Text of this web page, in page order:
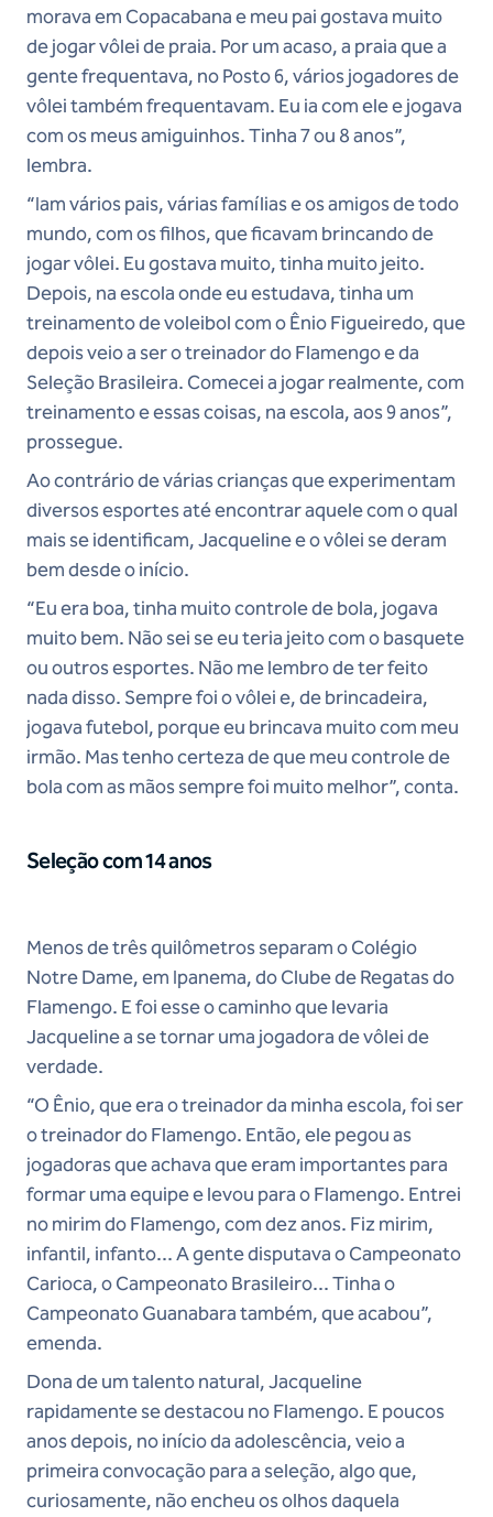
morava em Copacabana e meu pai gostava muito
de jogar vôlei de praia. Por um acaso, a praia que a
gente frequentava, no Posto 6, vários jogadores de
vôlei também frequentavam. Eu ia com ele e jogava
com os meus amiguinhos. Tinha 7 ou 8 anos”,
lembra.
“Iam vários pais, várias famílias e os amigos de todo
mundo, com os filhos, que ficavam brincando de
jogar vôlei. Eu gostava muito, tinha muito jeito.
Depois, na escola onde eu estudava, tinha um
treinamento de voleibol com o Ênio Figueiredo, que
depois veio a ser o treinador do Flamengo e da
Seleção Brasileira. Comecei a jogar realmente, com
treinamento e essas coisas, na escola, aos 9 anos”,
prossegue.
Ao contrário de várias crianças que experimentam
diversos esportes até encontrar aquele com o qual
mais se identificam, Jacqueline e o vôlei se deram
bem desde o início.
“Eu era boa, tinha muito controle de bola, jogava
muito bem. Não sei se eu teria jeito com o basquete
ou outros esportes. Não me lembro de ter feito
nada disso. Sempre foi o vôlei e, de brincadeira,
jogava futebol, porque eu brincava muito com meu
irmão. Mas tenho certeza de que meu controle de
bola com as mãos sempre foi muito melhor”, conta.
Seleção com 14 anos
Menos de três quilômetros separam o Colégio
Notre Dame, em Ipanema, do Clube de Regatas do
Flamengo. E foi esse o caminho que levaria
Jacqueline a se tornar uma jogadora de vôlei de
verdade.
“O Ênio, que era o treinador da minha escola, foi ser
o treinador do Flamengo. Então, ele pegou as
jogadoras que achava que eram importantes para
formar uma equipe e levou para o Flamengo. Entrei
no mirim do Flamengo, com dez anos. Fiz mirim,
infantil, infanto... A gente disputava o Campeonato
Carioca, o Campeonato Brasileiro... Tinha o
Campeonato Guanabara também, que acabou”,
emenda.
Dona de um talento natural, Jacqueline
rapidamente se destacou no Flamengo. E poucos
anos depois, no início da adolescência, veio a
primeira convocação para a seleção, algo que,
curiosamente, não encheu os olhos daquela